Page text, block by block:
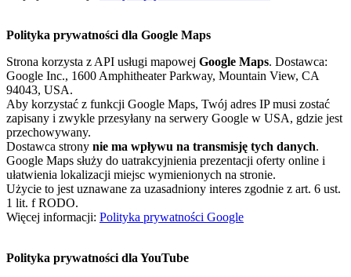
Polityka prywatności dla Google Maps
Strona korzysta z API usługi mapowej Google Maps. Dostawca:
Google Inc., 1600 Amphitheater Parkway, Mountain View, CA
94043, USA.
Aby korzystać z funkcji Google Maps, Twój adres IP musi zostać
zapisany i zwykle przesyłany na serwery Google w USA, gdzie jest
przechowywany.
Dostawca strony nie ma wpływu na transmisję tych danych.
Google Maps służy do uatrakcyjnienia prezentacji oferty online i
ułatwienia lokalizacji miejsc wymienionych na stronie.
Użycie to jest uznawane za uzasadniony interes zgodnie z art. 6 ust.
1 lit. f RODO.
Więcej informacji: Polityka prywatności Google
Polityka prywatności dla YouTube